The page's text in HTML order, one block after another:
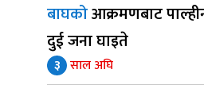
बाघकोआक्रमणबाट
दुई जना घाइते
३ साल अघि